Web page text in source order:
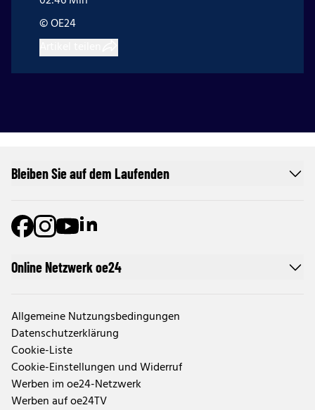
© OE24
Online Netzwerk oe24
Allgemeine Nutzungsbedingungen
Datenschutzerklärung
Cookie-Liste
Cookie-Einstellungen und Widerruf
Werben im oe24-Netzwerk
Werben auf oe24TV
Bleiben Sie auf dem Laufenden